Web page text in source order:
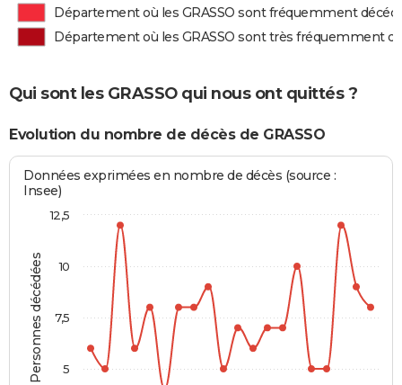
Département où les GRASSO sont fréquemment
Département où les GRASSO sont très fréquemment
Qui sont les GRASSO qui nous ont quittés ?
Evolution du nombre de décès de GRASSO
Personnes décédées
Données exprimées en nombre de décès (source :
Insee)
5
7,5
10
12,5